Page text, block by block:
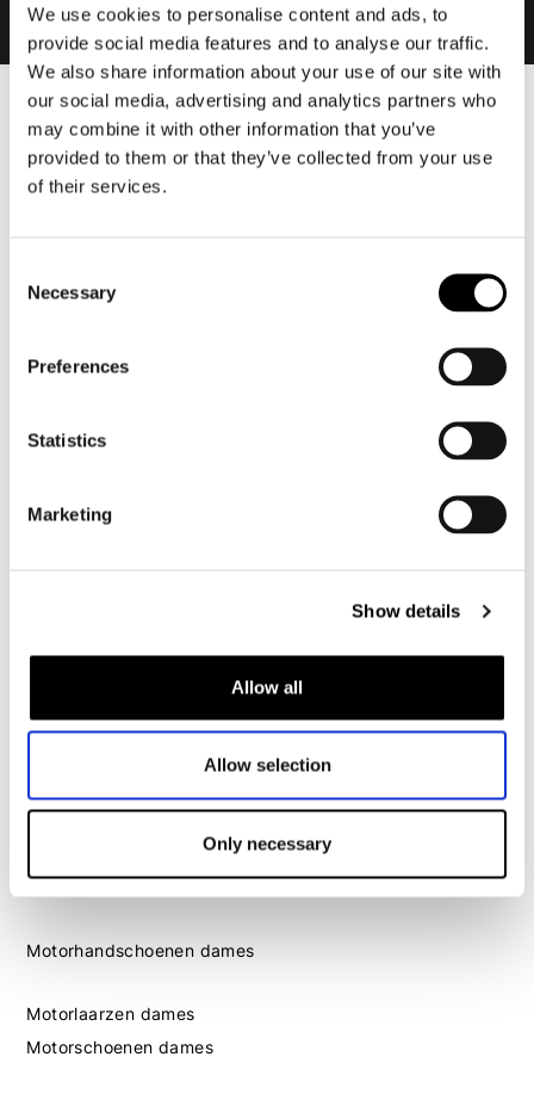
We use cookies to personalise content and ads, to
provide social media features and to analyse our traffic.
We also share information about your use of our site with
our social media, advertising and analytics partners who
may combine it with other information that you’ve
provided to them or that they’ve collected from your use
of their services.
Selection
Necessary
Preferences
Statistics
Marketing
Show details
Allow all
Allow selection
Only necessary
Heren
Motorkleding heren
Motorjas heren
Motorjeans heren
Motorhandschoenen heren
Motorlaarzen heren
Motorkleding dames
Motorbroek dames
Motorhandschoenen dames
Motorlaarzen dames
Motorschoenen dames